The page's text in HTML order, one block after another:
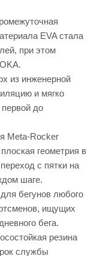
EVA стала
при этом
из инженерной
и мягко
первой до
Meta-Rocker
геометрия в
с пятки на
шаге.
бегунов любого
ищущих
бега.
резина
службы